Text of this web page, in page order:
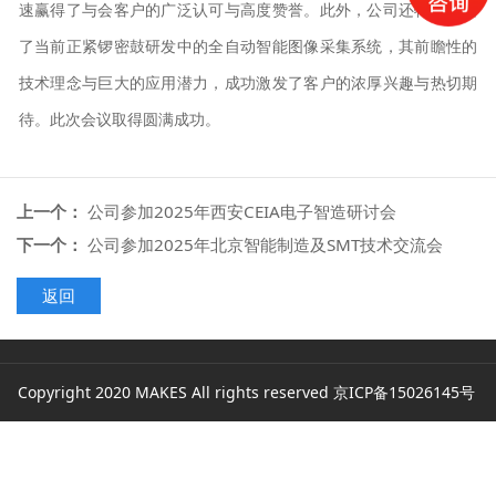
速赢得了与会客户的广泛认可与高度赞誉。此外，公司还特别介绍
了当前正紧锣密鼓研发中的全自动智能图像采集系统，其前瞻性的
技术理念与巨大的应用潜力，成功激发了客户的浓厚兴趣与热切期
待。此次会议取得圆满成功。
上一个：公司参加2025年西安CEIA电子智造研讨会
下一个：公司参加2025年北京智能制造及SMT技术交流会
返回
Copyright 2020 MAKES All rights reserved 京ICP备15026145号